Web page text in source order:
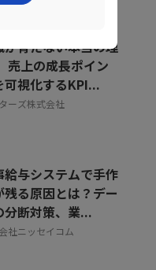
が育たない本当の理
売上の成長ポイン
可視化するKPI...
ーズ株式会社
給与システムで手作
残る原因とは？デー
分断対策、業...
社ニッセイコム